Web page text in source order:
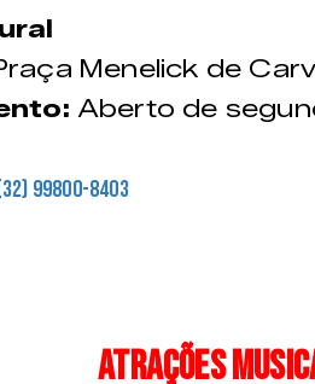
Menelick de
Aberto de
99800-8403
Atrações